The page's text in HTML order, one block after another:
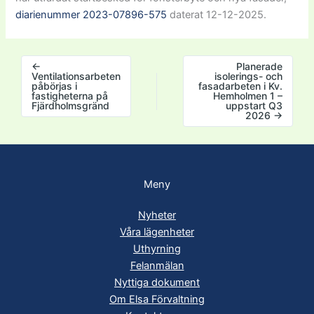
diarienummer 2023-07896-575 daterat 12-12-2025.
←
Ventilationsarbeten
påbörjas i
fastigheterna på
Fjärdholmsgränd
Planerade
isolerings- och
fasadarbeten i Kv.
Hemholmen 1 –
uppstart Q3
2026 →
Meny
Nyheter
Våra lägenheter
Uthyrning
Felanmälan
Nyttiga dokument
Om Elsa Förvaltning